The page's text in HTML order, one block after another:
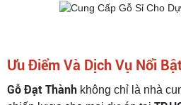
Ưu Điểm Và Dịch Vụ Nổi
Gỗ Đạt Thành không chỉ là nhà